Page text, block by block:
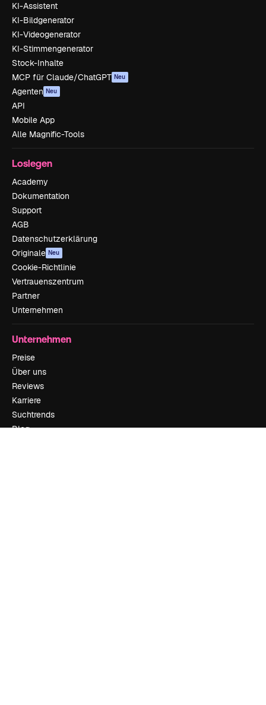
KI-Assistent
KI-Bildgenerator
KI-Videogenerator
KI-Stimmengenerator
Stock-Inhalte
MCP für Claude/ChatGPT Neu
Agenten Neu
API
Mobile App
Alle Magnific-Tools
Loslegen
Academy
Dokumentation
Support
AGB
Datenschutzerklärung
Originale Neu
Cookie-Richtlinie
Vertrauenszentrum
Partner
Unternehmen
Unternehmen
Preise
Über uns
Reviews
Karriere
Suchtrends
Blog